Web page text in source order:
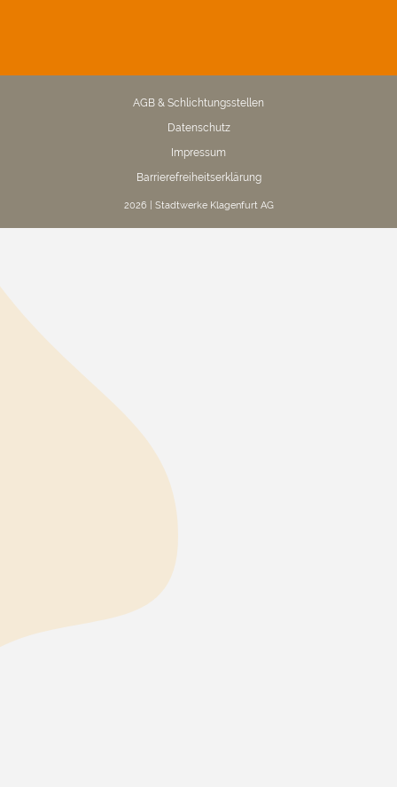
AGB & Schlichtungsstellen
Datenschutz
Impressum
Barrierefreiheitserklärung
2026 | Stadtwerke Klagenfurt AG